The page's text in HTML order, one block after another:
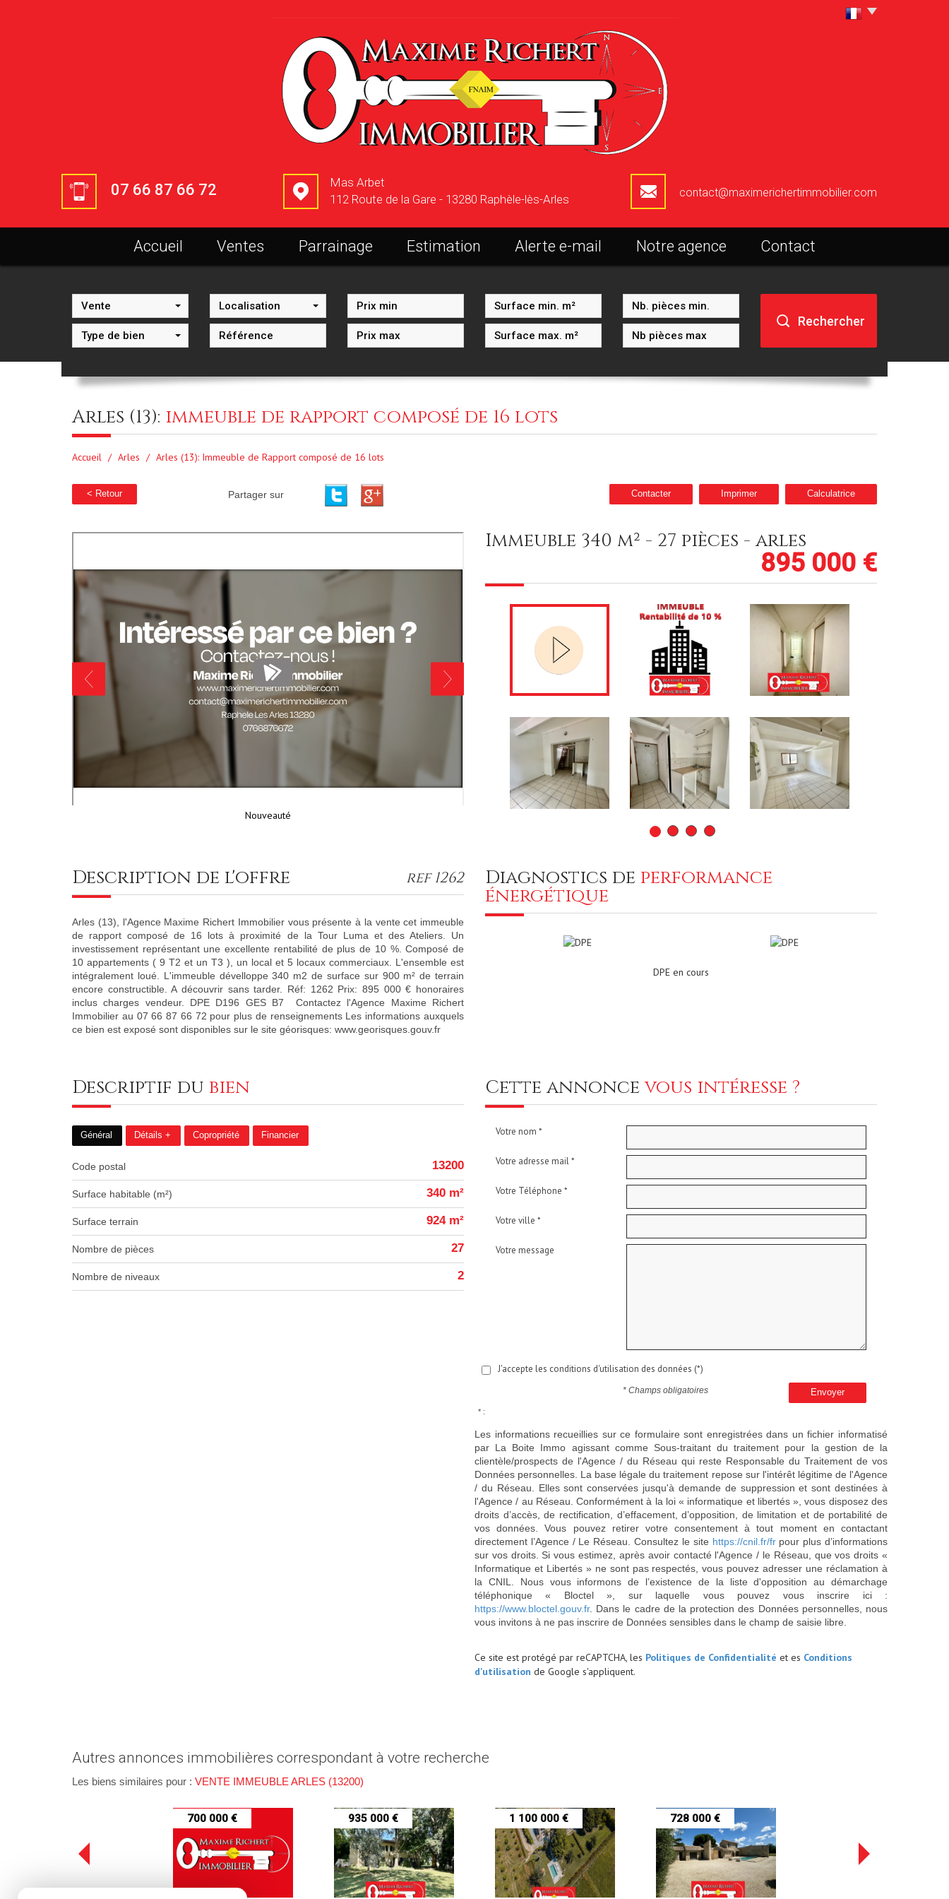
07 66 87 66 72
Mas Arbet
112 Route de la Gare - 13280 Raphèle-lès-Arles
contact@maximerichertimmobilier.com
Accueil Ventes Parrainage Estimation Alerte e-mail Notre agence Contact
Vente
Type de bien
Localisation
Rechercher
arles (13): immeuble de rapport composé de 16 lots
Accueil Arles Arles (13): Immeuble de Rapport composé de 16 lots
< Retour Partager sur Contacter Imprimer Calculatrice
Nouveauté
immeuble 340 m² - 27 pièces - arles
895 000 €
description de l'offre ref 1262
Arles (13), l'Agence Maxime Richert Immobilier vous présente à la vente cet immeuble
de rapport composé de 16 lots à proximité de la Tour Luma et des Ateliers. Un
investissement représentant une excellente rentabilité de plus de 10 %. Composé de
10 appartements ( 9 T2 et un T3 ), un local et 5 locaux commerciaux. L'ensemble est
intégralement loué. L'immeuble dévelloppe 340 m2 de surface sur 900 m² de terrain
encore constructible. A découvrir sans tarder. Réf: 1262 Prix: 895 000 € honoraires
inclus charges vendeur. DPE D196 GES B7 Contactez l'Agence Maxime Richert
Immobilier au 07 66 87 66 72 pour plus de renseignements Les informations auxquels
ce bien est exposé sont disponibles sur le site géorisques: www.georisques.gouv.fr
diagnostics de performance
énergétique
DPE en cours
descriptif du bien
Général Détails + Copropriété Financier
Code postal 13200
Surface habitable (m²) 340 m²
surface terrain 924 m²
Nombre de pièces 27
Nombre de niveaux 2
cette annonce vous intéresse ?
Votre nom *
Votre adresse mail *
Votre Téléphone *
Votre ville *
Votre message
J'accepte les conditions d'utilisation des données (*)
Envoyer
* Champs obligatoires
* :
Les informations recueillies sur ce formulaire sont enregistrées dans un fichier informatisé
par La Boite Immo agissant comme Sous-traitant du traitement pour la gestion de la
clientèle/prospects de l'Agence / du Réseau qui reste Responsable du Traitement de vos
Données personnelles. La base légale du traitement repose sur l'intérêt légitime de l'Agence
/ du Réseau. Elles sont conservées jusqu'à demande de suppression et sont destinées à
l'Agence / au Réseau. Conformément à la loi « informatique et libertés », vous disposez des
droits d’accès, de rectification, d’effacement, d’opposition, de limitation et de portabilité de
vos données. Vous pouvez retirer votre consentement à tout moment en contactant
directement l’Agence / Le Réseau. Consultez le site https://cnil.fr/frpour plus d’informations
sur vos droits. Si vous estimez, après avoir contacté l'Agence / le Réseau, que vos droits «
Informatique et Libertés » ne sont pas respectés, vous pouvez adresser une réclamation à
la CNIL. Nous vous informons de l’existence de la liste d'opposition au démarchage
téléphonique « Bloctel », sur laquelle vous pouvez vous inscrire ici :
https://www.bloctel.gouv.fr. Dans le cadre de la protection des Données personnelles, nous
vous invitons à ne pas inscrire de Données sensibles dans le champ de saisie libre.
Ce site est protégé par reCAPTCHA, les Politiques de Confidentialité et es Conditions
d'utilisation de Google s'appliquent.
autres annonces immobilières correspondant à votre recherche
Les biens similaires pour : VENTE IMMEUBLE ARLES (13200)
700 000 € 935 000 € 1 100 000 € 728 000 €